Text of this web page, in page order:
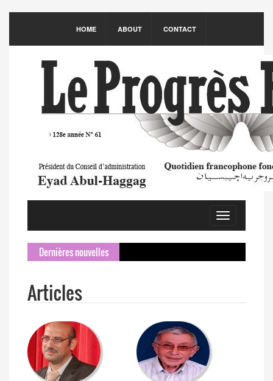
HOME ABOUT CONTACT
Toggle
navigation
Dernières nouvelles
Articles